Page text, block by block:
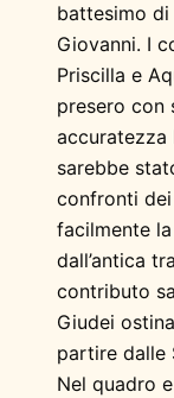
battesimo
Giovanni. I
Priscilla e
presero con
sarebbe
confronti
facilmente
dall’antica
contributo
Giudei
partire dalle
Nel quadro